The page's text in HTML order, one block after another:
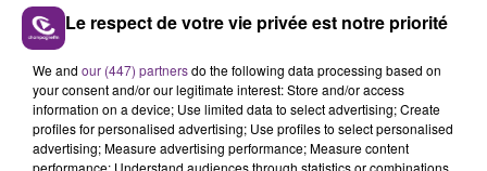
LA CENTRALE NUCLÉAIRE DE CHOOZ
TOUJOURS À L'ARRÊT
Le respect de votre vie privée est notre priorité
We and our (447) partnersdo the following data processing based on
your consent and/or our legitimate interest: Store and/or access
information on a device; Use limited data to select advertising; Create
profiles for personalised advertising; Use profiles to select personalised
advertising; Measure advertising performance; Measure content
performance; Understand audiences through statistics or combinations